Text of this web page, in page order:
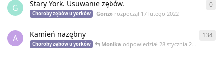
G Stary York. Usuwanie zębów.
Choroby zębów u yorków Gonzo rozpoczął 17 lutego 2022
0
A Kamień nazębny
Choroby zębów u yorków Monika odpowiedział28 stycznia 2020
134